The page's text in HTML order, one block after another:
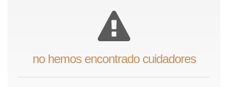
no hemos encontrado cuidadores